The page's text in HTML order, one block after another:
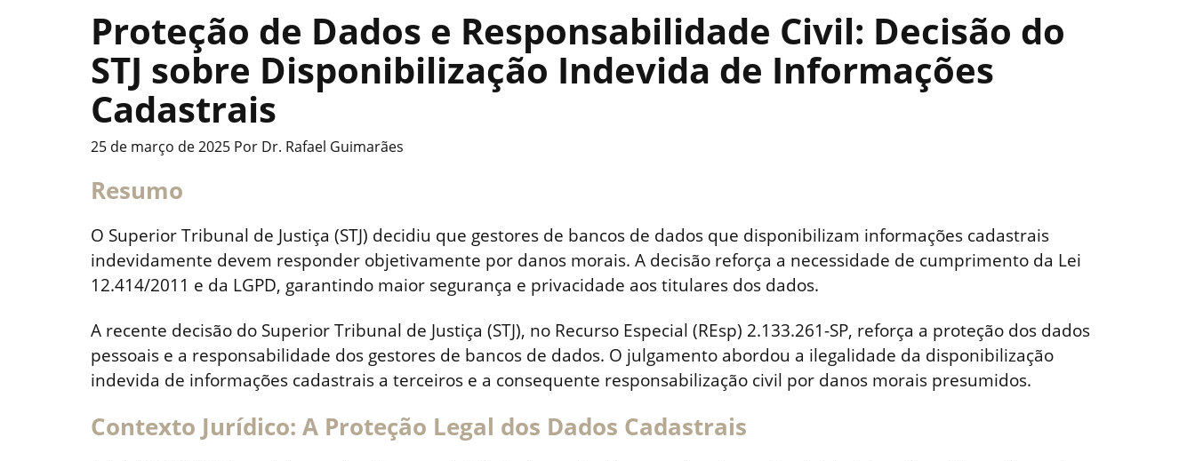
Proteção de Dados e Responsabilidade Civil: Decisão do
STJ sobre Disponibilização Indevida de Informações
Cadastrais
25 de março de 2025 Por Dr. Rafael Guimarães
Resumo
O Superior Tribunal de Justiça (STJ) decidiu que gestores de bancos de dados que disponibilizam informações cadastrais
indevidamente devem responder objetivamente por danos morais. A decisão reforça a necessidade de cumprimento da Lei
12.414/2011 e da LGPD, garantindo maior segurança e privacidade aos titulares dos dados.
A recente decisão do Superior Tribunal de Justiça (STJ), no Recurso Especial (REsp) 2.133.261-SP, reforça a proteção dos dados
pessoais e a responsabilidade dos gestores de bancos de dados. O julgamento abordou a ilegalidade da disponibilização
indevida de informações cadastrais a terceiros e a consequente responsabilização civil por danos morais presumidos.
Contexto Jurídico: A Proteção Legal dos Dados Cadastrais